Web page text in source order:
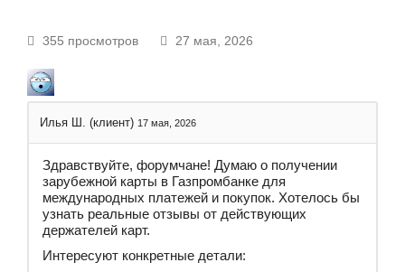
355 просмотров 27 мая, 2026
Илья Ш. (клиент) 17 мая, 2026
Здравствуйте, форумчане! Думаю о получении
зарубежной карты в Газпромбанке для
международных платежей и покупок. Хотелось бы
узнать реальные отзывы от действующих
держателей карт.
Интересуют конкретные детали: